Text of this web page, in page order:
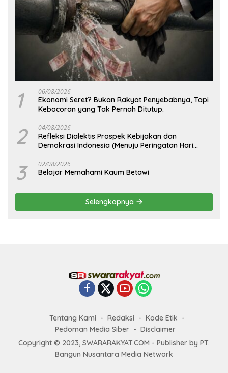
1 06/08/2026
Ekonomi Seret? Bukan Rakyat Penyebabnya, Tapi
Kebocoran yang Tak Pernah Ditutup.
2 04/08/2026
Refleksi Dialektis Prospek Kebijakan dan
Demokrasi Indonesia (Menuju Peringatan Hari
3 02/08/2026
Belajar Memahami Kaum Betawi
Selengkapnya
Tentang Kami Redaksi
Kode Etik
Pedoman Media Siber
Disclaimer
Copyright © 2023, SWARARAKYAT.COM - Publisher by PT.
Bangun Nusantara Media Network